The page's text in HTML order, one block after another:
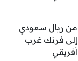
من ريال سعودي
إلى فرنك غرب
أفريقي